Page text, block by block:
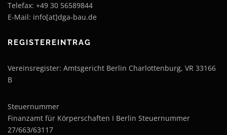
Telefax: +49 30 56589844
E-Mail: info[at]dga-bau.de
REGISTEREINTRAG
Vereinsregister: Amtsgericht Berlin Charlottenburg, VR 33166
B
Steuernummer
Finanzamt für Körperschaften I Berlin Steuernummer
27/663/63117